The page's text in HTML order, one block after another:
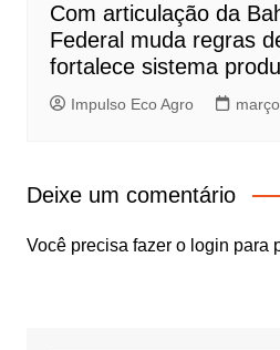
Com articulação da
Federal muda regras
fortalece sistema
Impulso Eco Agro
Deixe um comentário
Você precisa fazer o login para